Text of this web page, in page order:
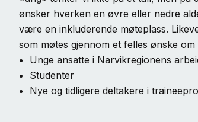
ønsker hverken en øvre eller nedre
være en inkluderende møteplass.
som møtes gjennom et felles ønske
Unge ansatte i Narvikregionens
Studenter
Nye og tidligere deltakere i